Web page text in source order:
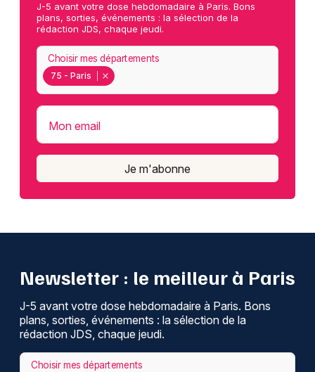
J-5 avant votre dose hebdomadaire à Paris. Bons
plans, sorties, événements : la sélection de la
rédaction JDS, chaque jeudi.
75 - Paris
Choisir mes départements
Mon email
Je m'abonne
Newsletter : le meilleur à Paris
J-5 avant votre dose hebdomadaire à Paris. Bons
plans, sorties, événements : la sélection de la
rédaction JDS, chaque jeudi.
Choisir mes départements